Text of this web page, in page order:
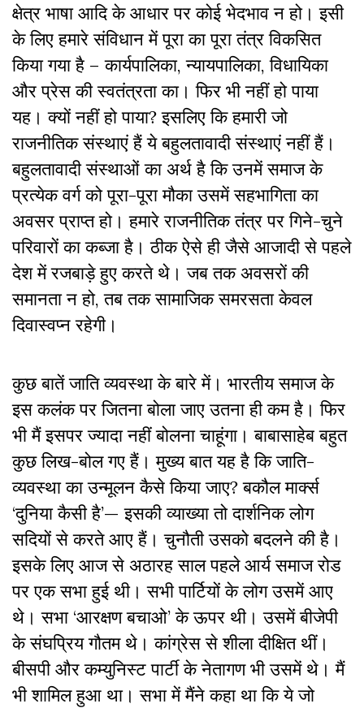
क्षेत्र भाषा आदि के आधार पर कोई भेदभाव न हो। इसी
के लिए हमारे संविधान में पूरा का पूरा तंत्र विकसित
किया गया है – कार्यपालिका, न्यायपालिका, विधायिका
और प्रेस की स्वतंत्रता का। फिर भी नहीं हो पाया
यह। क्यों नहीं हो पाया? इसलिए कि हमारी जो
राजनीतिक संस्थाएं हैं ये बहुलतावादी संस्थाएं नहीं हैं।
बहुलतावादी संस्थाओं का अर्थ है कि उनमें समाज के
प्रत्येक वर्ग को पूरा-पूरा मौका उसमें सहभागिता का
अवसर प्राप्त हो। हमारे राजनीतिक तंत्र पर गिने-चुने
परिवारों का कब्जा है। ठीक ऐसे ही जैसे आजादी से पहले
देश में रजबाड़े हुए करते थे। जब तक अवसरों की
समानता न हो, तब तक सामाजिक समरसता केवल
दिवास्वप्न रहेगी।
कुछ बातें जाति व्यवस्था के बारे में। भारतीय समाज के
इस कलंक पर जितना बोला जाए उतना ही कम है। फिर
भी मैं इसपर ज्यादा नहीं बोलना चाहूंगा। बाबासाहेब बहुत
कुछ लिख-बोल गए हैं। मुख्य बात यह है कि जाति-
व्यवस्था का उन्मूलन कैसे किया जाए? बकौल मार्क्स
‘दुनिया कैसी है’— इसकी व्याख्या तो दार्शनिक लोग
सदियों से करते आए हैं। चुनौती उसको बदलने की है।
इसके लिए आज से अठारह साल पहले आर्य समाज रोड
पर एक सभा हुई थी। सभी पार्टियों के लोग उसमें आए
थे। सभा ‘आरक्षण बचाओ’ के ऊपर थी। उसमें बीजेपी
के संघप्रिय गौतम थे। कांग्रेस से शीला दीक्षित थीं।
बीसपी और कम्युनिस्ट पार्टी के नेतागण भी उसमें थे। मैं
भी शामिल हुआ था। सभा में मैंने कहा था कि ये जो